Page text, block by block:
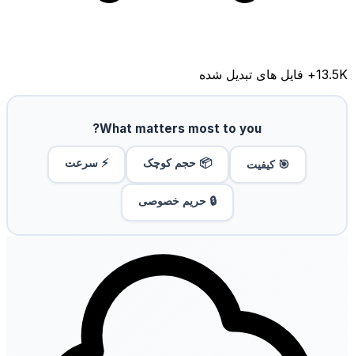
13.5K+ فایل های تبدیل شده
What matters most to you?
🎯 کیفیت 📦 حجم کوچک ⚡ سرعت
🔒 حریم خصوصی